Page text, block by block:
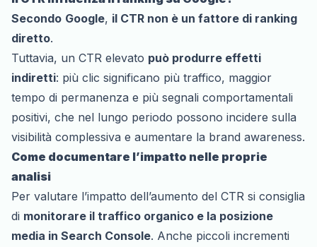
Secondo Google, il CTR non è un fattore di ranking
diretto.
Tuttavia, un CTR elevato può produrre effetti
indiretti: più clic significano più traffico, maggior
tempo di permanenza e più segnali comportamentali
positivi, che nel lungo periodo possono incidere sulla
visibilità complessiva e aumentare la brand awareness.
Come documentare l’impatto nelle proprie
analisi
Per valutare l’impatto dell’aumento del CTR si consiglia
di monitorare il traffico organico e la posizione
media in Search Console. Anche piccoli incrementi